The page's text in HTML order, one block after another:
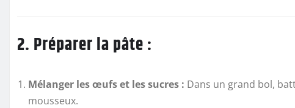
2. Préparer la pâte :
Mélanger les œufs et les sucres : Dans un grand bol,
mousseux.